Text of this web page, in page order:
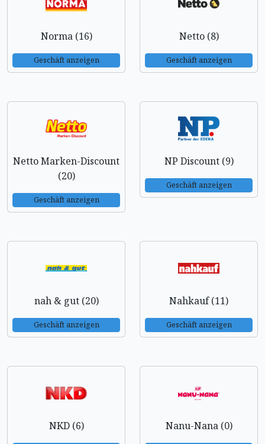
Norma (16)
Geschäft anzeigen
Netto (8)
Geschäft anzeigen
Netto Marken-Discount
(20)
Geschäft anzeigen
NP Discount (9)
Geschäft anzeigen
nah & gut (20)
Geschäft anzeigen
Nahkauf (11)
Geschäft anzeigen
NKD (6) Nanu-Nana (0)